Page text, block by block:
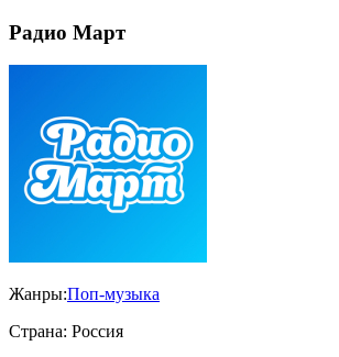
Радио Март
Жанры:Поп-музыка
Страна: Россия